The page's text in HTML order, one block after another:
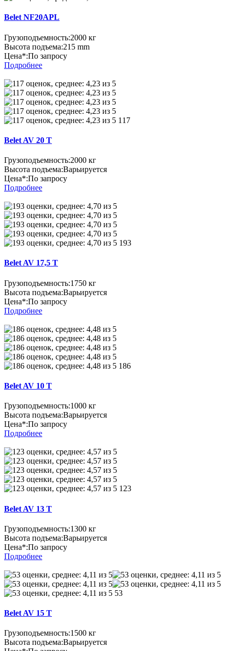
Belet NF20APL
Грузоподъемность:2000 кг
Высота подъема:215 mm
Цена*:По запросу
Подробнее
117
Belet AV 20 T
Грузоподъемность:2000 кг
Высота подъема:Варьируется
Цена*:По запросу
Подробнее
193
Belet AV 17,5 T
Грузоподъемность:1750 кг
Высота подъема:Варьируется
Цена*:По запросу
Подробнее
186
Belet AV 10 T
Грузоподъемность:1000 кг
Высота подъема:Варьируется
Цена*:По запросу
Подробнее
123
Belet AV 13 T
Грузоподъемность:1300 кг
Высота подъема:Варьируется
Цена*:По запросу
Подробнее
53
Belet AV 15 T
Грузоподъемность:1500 кг
Высота подъема:Варьируется